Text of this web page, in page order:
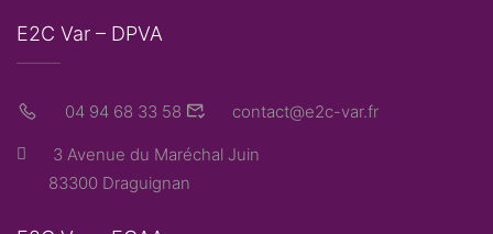
E2C Var – DPVA
04 94 68 33 58 contact@e2c-var.fr
3 Avenue du Maréchal Juin
83300 Draguignan